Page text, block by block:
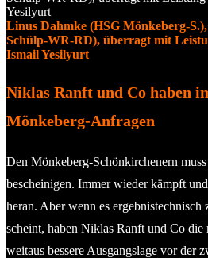
Linus Dahmke (HSG Mönkeberg-
Schülp-WR-RD), überragt mit
Ismail Yesilyurt
Niklas Ranft und Co haben
Mönkeberg-Anfragen
Den Mönkeberg-Schönkirchenern
bescheinigen. Immer wieder kämpft
heran. Aber wenn es ergebnistechnisch
scheint, haben Niklas Ranft und Co
weitaus bessere Ausgangslage vor der